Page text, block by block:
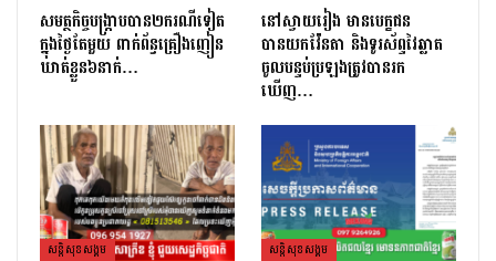
សមត្ថកិច្ចបង្ក្រាបបាន២ករណីទៀត
ក្នុងថ្ងៃតែមួយ ពាក់ព័ន្ធគ្រឿងញៀន
ឃាត់ខ្លួន៦នាក់…
នៅស្វាយរៀង មានបេក្ខជន
បានយកវ៉ែនតា និងទូរស័ព្ទវៃឆ្លាត
ចូលបន្ទប់ប្រឡងត្រូវបានរក
ឃើញ…
សន្តិសុខសង្គម សន្តិសុខសង្គម